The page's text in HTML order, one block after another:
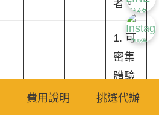
者。
1. 可
密集
體驗
外師
費用說明 挑選代辦